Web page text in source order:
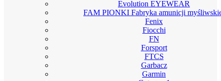
Evolution EYEWEAR
FAM PIONKI Fabryka amunicji
Fenix
Fiocchi
FN
Forsport
FTCS
Garbacz
Garmin